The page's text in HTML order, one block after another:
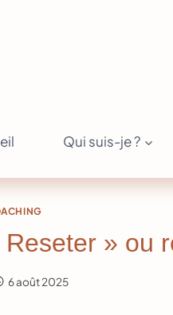
Qui suis-je ?
Reseter » ou
6 août 2025